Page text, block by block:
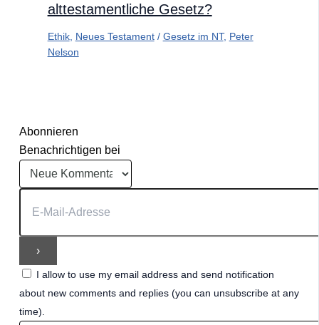
alttestamentliche Gesetz?
Ethik, Neues Testament/ Gesetz im NT, Peter
Nelson
Abonnieren
Benachrichtigen bei
I allow to use my email address and send notification
about new comments and replies (you can unsubscribe at any
time).